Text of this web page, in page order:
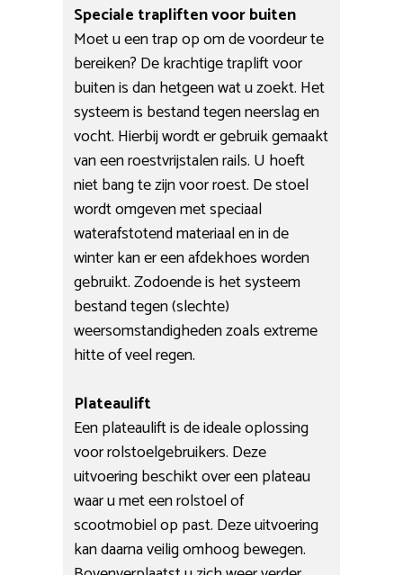
Speciale trapliften voor buiten
Moet u een trap op om de voordeur te
bereiken? De krachtige traplift voor
buiten is dan hetgeen wat u zoekt. Het
systeem is bestand tegen neerslag en
vocht. Hierbij wordt er gebruik gemaakt
van een roestvrijstalen rails. U hoeft
niet bang te zijn voor roest. De stoel
wordt omgeven met speciaal
waterafstotend materiaal en in de
winter kan er een afdekhoes worden
gebruikt. Zodoende is het systeem
bestand tegen (slechte)
weersomstandigheden zoals extreme
hitte of veel regen.
Plateaulift
Een plateaulift is de ideale oplossing
voor rolstoelgebruikers. Deze
uitvoering beschikt over een plateau
waar u met een rolstoel of
scootmobiel op past. Deze uitvoering
kan daarna veilig omhoog bewegen.